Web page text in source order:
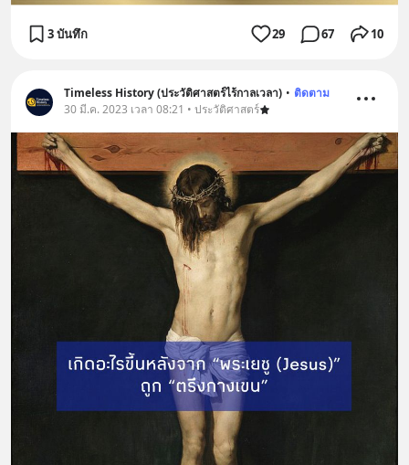
3 บันทึก 29 67 10
Timeless History (ประวัติศาสตร์ไร้กาลเวลา) • ติดตาม
30 มี.ค. 2023 เวลา 08:21 • ประวัติศาสตร์